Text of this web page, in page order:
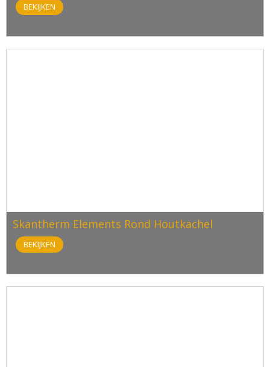
BEKIJKEN
Skantherm Elements Rond Houtkachel
BEKIJKEN